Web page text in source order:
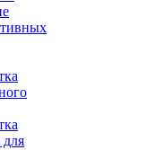
для